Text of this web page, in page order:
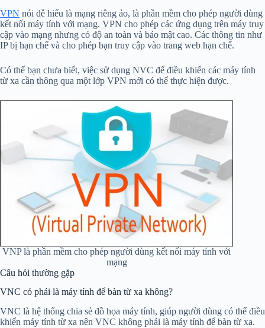
VPN nói dễ hiểu là mạng riêng ảo, là phần mềm cho phép người dùng
kết nối máy tính với mạng. VPN cho phép các ứng dụng trên máy truy
cập vào mạng nhưng có độ an toàn và bảo mật cao. Các thông tin như
IP bị hạn chế và cho phép bạn truy cập vào trang web hạn chế.
Có thể bạn chưa biết, việc sử dụng NVC để điều khiển các máy tính
từ xa cần thông qua một lớp VPN mới có thể thực hiện được.
VNP là phần mềm cho phép người dùng kết nối máy tính với
mạng
Câu hỏi thường gặp
VNC có phải là máy tính để bàn từ xa không?
VNC là hệ thống chia sẻ đồ họa máy tính, giúp người dùng có thể điều
khiển máy tính từ xa nên VNC không phải là máy tính để bàn từ xa.